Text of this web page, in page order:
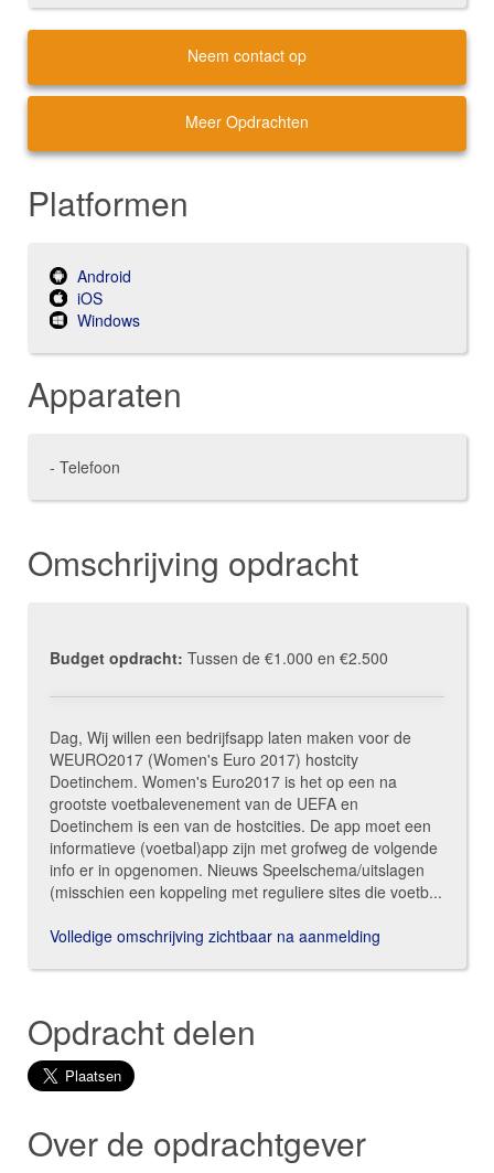
Neem contact op
Meer Opdrachten
Platformen
Android
iOS
Windows
Apparaten
- Telefoon
Omschrijving opdracht
Budget opdracht: Tussen de €1.000 en €2.500
Dag, Wij willen een bedrijfsapp laten maken voor de
WEURO2017 (Women's Euro 2017) hostcity
Doetinchem. Women's Euro2017 is het op een na
grootste voetbalevenement van de UEFA en
Doetinchem is een van de hostcities. De app moet een
informatieve (voetbal)app zijn met grofweg de volgende
info er in opgenomen. Nieuws Speelschema/uitslagen
(misschien een koppeling met reguliere sites die voetb...
Volledige omschrijving zichtbaar na aanmelding
Opdracht delen
Over de opdrachtgever